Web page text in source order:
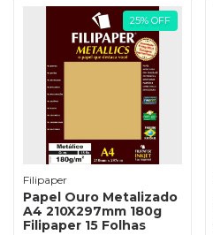
25% OFF
Filipaper
Papel Ouro Metalizado
A4 210X297mm 180g
Filipaper 15 Folhas